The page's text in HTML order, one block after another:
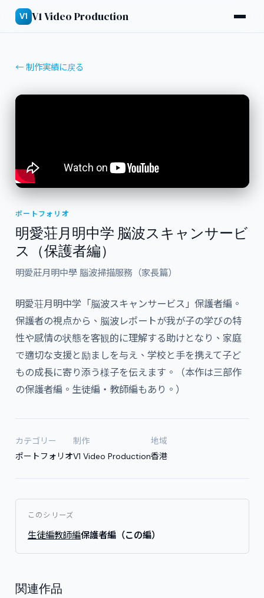
V1 V1 Video Production
← 制作実績に戻る
ポートフォリオ
明愛荘月明中学 脳波スキャンサービ
ス（保護者編）
明愛莊月明中學 腦波掃描服務（家長篇）
明愛荘月明中学「脳波スキャンサービス」保護者編。
保護者の視点から、脳波レポートが我が子の学びの特
性や感情の状態を客観的に理解する助けとなり、家庭
で適切な支援と励ましを与え、学校と手を携えて子ど
もの成長に寄り添う様子を伝えます。（本作は三部作
の保護者編。生徒編・教師編もあり。）
カテゴリー
ポートフォリオ
制作
V1 Video Production
地域
香港
このシリーズ
生徒編教師編保護者編（この編）
関連作品